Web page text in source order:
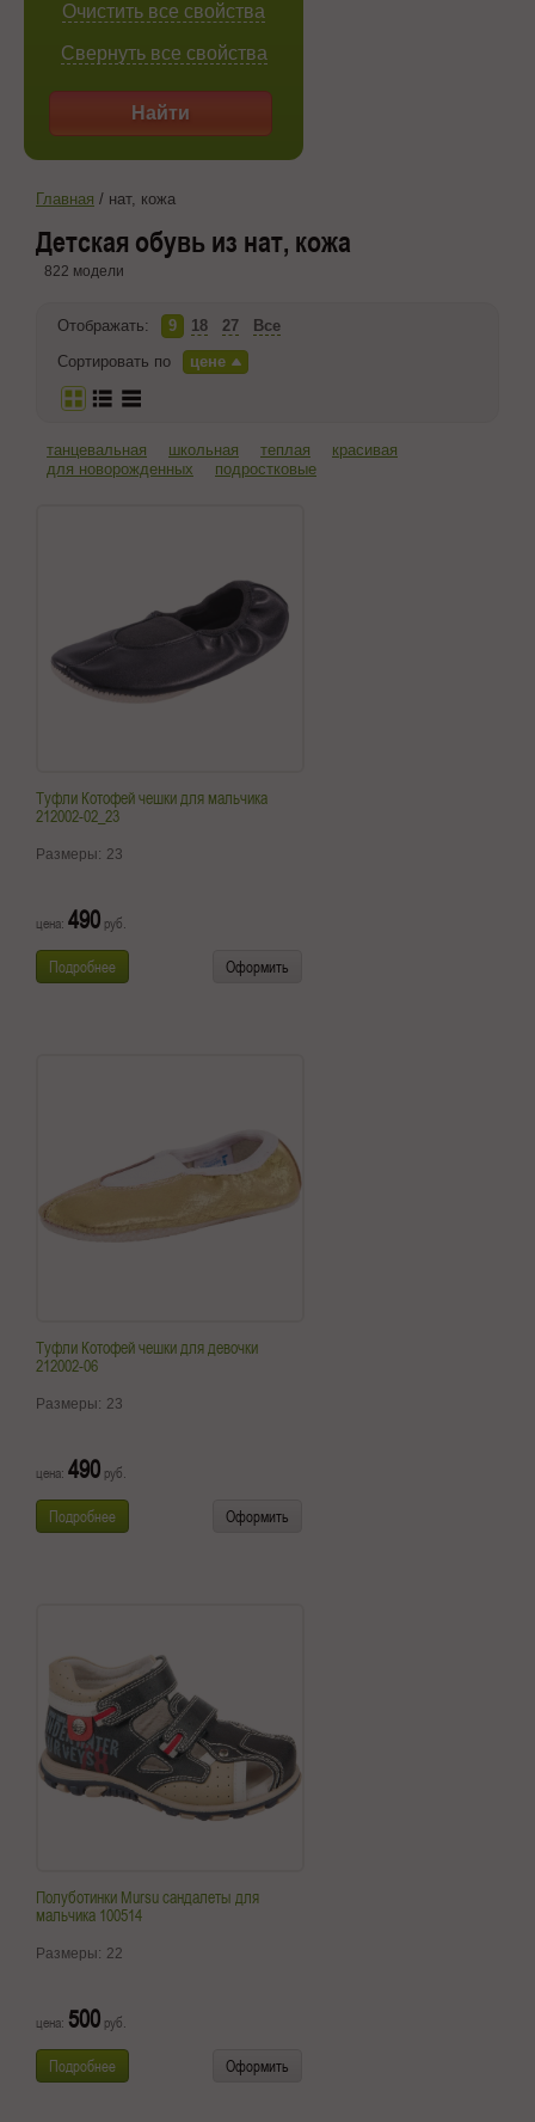
Очистить все свойства
Свернуть все свойства
Найти
Главная / нат, кожа
Детская обувь из нат, кожа
822 модели
Отображать: 9 18 27
Все
Сортировать по
цене
танцевальная школьная теплая
красивая
для новорожденных
подростковые
Туфли Котофей чешки для мальчика
212002-02_23
Размеры: 23
цена: 490 руб.
Подробнее Оформить
Туфли Котофей чешки для девочки
212002-06
Размеры: 23
цена: 490 руб.
Подробнее Оформить
Полуботинки Mursu сандалеты для
мальчика 100514
Размеры: 22
цена: 500 руб.
Подробнее Оформить